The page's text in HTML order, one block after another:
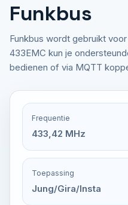
Funkbus
Funkbus wordt gebruikt
433EMC kun je
bedienen of via MQTT
Frequentie
433,42 MHz
Toepassing
Jung/Gira/Insta